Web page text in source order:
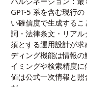
GPT-5 系を含む現行
い確信度で生成する
詞・法律条文・リア
須とする運用設計が
ディング機能は情報
イミングや検索精度
値は公式一次情報と